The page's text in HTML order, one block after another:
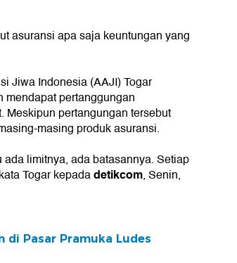
asuransi apa saja keuntungan yang
Jiwa Indonesia (AAJI) Togar
pertanggungan
Meskipun pertangungan tersebut
masing produk asuransi.
limitnya, ada batasannya. Setiap
Togar kepadadetikcom, Senin,
di Pasar Pramuka Ludes